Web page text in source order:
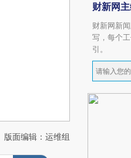
版面编辑：运维组
财新网
财新网新
写，每个
引。